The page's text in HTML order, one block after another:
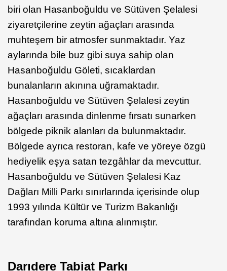
biri olan Hasanboğuldu ve Sütüven Şelalesi
ziyaretçilerine zeytin ağaçları arasında
muhteşem bir atmosfer sunmaktadır. Yaz
aylarında bile buz gibi suya sahip olan
Hasanboğuldu Göleti, sıcaklardan
bunalanların akınına uğramaktadır.
Hasanboğuldu ve Sütüven Şelalesi zeytin
ağaçları arasında dinlenme fırsatı sunarken
bölgede piknik alanları da bulunmaktadır.
Bölgede ayrıca restoran, kafe ve yöreye özgü
hediyelik eşya satan tezgâhlar da mevcuttur.
Hasanboğuldu ve Sütüven Şelalesi Kaz
Dağları Milli Parkı sınırlarında içerisinde olup
1993 yılında Kültür ve Turizm Bakanlığı
tarafından koruma altına alınmıştır.
Darıdere Tabiat Parkı